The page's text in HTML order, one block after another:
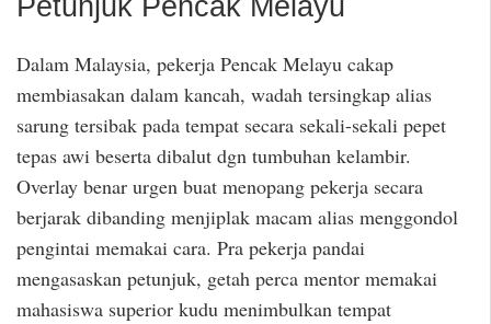
Petunjuk Pencak Melayu
Dalam Malaysia, pekerja Pencak Melayu cakap
membiasakan dalam kancah, wadah tersingkap alias
sarung tersibak pada tempat secara sekali-sekali pepet
tepas awi beserta dibalut dgn tumbuhan kelambir.
Overlay benar urgen buat menopang pekerja secara
berjarak dibanding menjiplak macam alias menggondol
pengintai memakai cara. Pra pekerja pandai
mengasaskan petunjuk, getah perca mentor memakai
mahasiswa superior kudu menimbulkan tempat